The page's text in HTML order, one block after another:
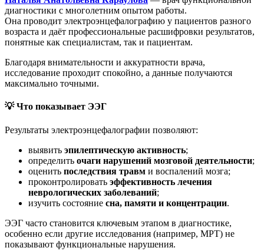
диагностики с многолетним опытом работы.
Она проводит электроэнцефалографию у пациентов разного
возраста и даёт профессиональные расшифровки результатов,
понятные как специалистам, так и пациентам.
Благодаря внимательности и аккуратности врача,
исследование проходит спокойно, а данные получаются
максимально точными.
💡 Что показывает ЭЭГ
Результаты электроэнцефалографии позволяют:
выявить эпилептическую активность;
определить очаги нарушений мозговой деятельности;
оценить последствия травм и воспалений мозга;
проконтролировать эффективность лечения
неврологических заболеваний;
изучить состояние сна, памяти и концентрации.
ЭЭГ часто становится ключевым этапом в диагностике,
особенно если другие исследования (например, МРТ) не
показывают функциональные нарушения.